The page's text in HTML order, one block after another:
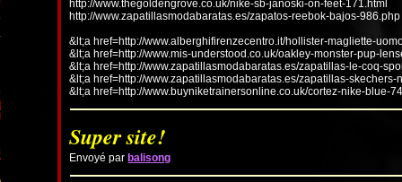
http://www.thegoldengrove.co.uk/nike-sb-janoski-on-feet-171.html
http://www.zapatillasmodabaratas.es/zapatos-reebok-bajos-986.php
&lt;a href=http://www.alberghifirenzecentro.it/hollister-magliette-
&lt;a href=http://www.mis-understood.co.uk/oakley-monster-pup-
&lt;a href=http://www.zapatillasmodabaratas.es/zapatillas-le-coq-
&lt;a href=http://www.zapatillasmodabaratas.es/zapatillas-
&lt;a href=http://www.buyniketrainersonline.co.uk/cortez-nike-blue-
Super site!
Envoyé par balisong